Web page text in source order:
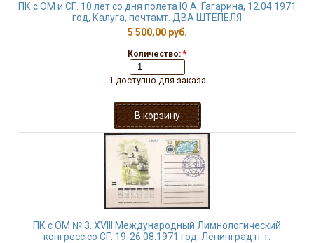
ПК с ОМ и СГ. 10 лет со дня полёта Ю.А. Гагарина, 12.04.1971
год, Калуга, почтамт. ДВА ШТЕПЕЛЯ
5 500,00 руб.
Количество: *
1 доступно для заказа
ПК с ОМ № 3. XVIII Международный Лимнологический
конгресс со СГ. 19-26.08.1971 год. Ленинград п-т.